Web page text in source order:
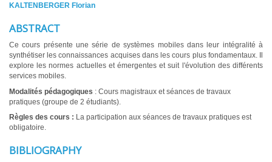
KALTENBERGER Florian
ABSTRACT
Ce cours présente une série de systèmes mobiles dans leur intégralité à
synthétiser les connaissances acquises dans les cours plus fondamentaux. Il
explore les normes actuelles et émergentes et suit l'évolution des différents
services mobiles.
Modalités pédagogiques : Cours magistraux et séances de travaux
pratiques (groupe de 2 étudiants).
Règles des cours : La participation aux séances de travaux pratiques est
obligatoire.
BIBLIOGRAPHY